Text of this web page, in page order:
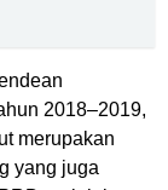
2018–2019,
merupakan
yang juga